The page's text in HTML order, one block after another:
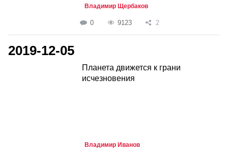
Владимир Щербаков
0 9123 2
2019-12-05
Планета движется к грани
исчезновения
Владимир Иванов